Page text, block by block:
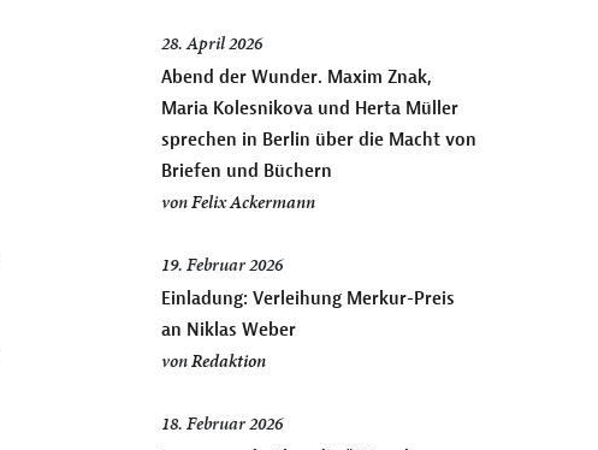
28. April 2026
Abend der Wunder. Maxim Znak,
Maria Kolesnikova und Herta Müller
sprechen in Berlin über die Macht von
Briefen und Büchern
vonFelix Ackermann
19. Februar 2026
Einladung: Verleihung Merkur-Preis
an Niklas Weber
vonRedaktion
18. Februar 2026